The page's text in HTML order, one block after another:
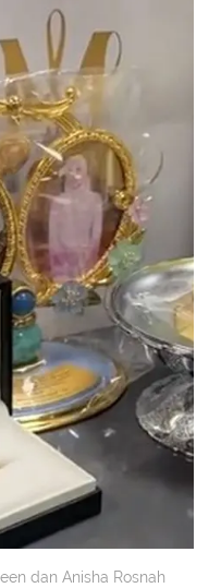
dan Anisha Rosnah